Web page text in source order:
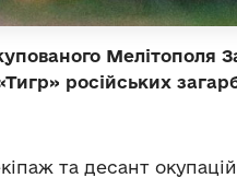
Мелітополя
російських
та десант